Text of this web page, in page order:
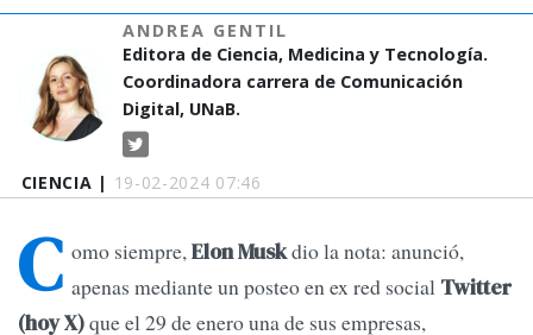
CIENCIA | 19-02-2024 07:46
ANDREA GENTIL
Editora de Ciencia, Medicina y Tecnología.
Coordinadora carrera de Comunicación
Digital, UNaB.
C omo siempre,Elon Muskdio la nota: anunció,
apenas mediante un posteo en ex red social Twitter
(hoy X)que el 29 de enero una de sus empresas,